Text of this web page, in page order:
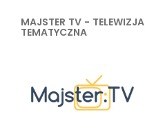
MAJSTER TV - TELEWIZJA
TEMATYCZNA